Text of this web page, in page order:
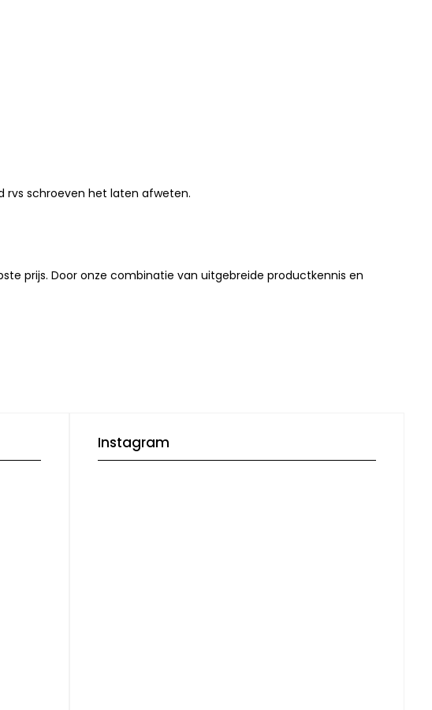
rvs schroeven het laten afweten.
prijs. Door onze combinatie van uitgebreide productkennis en
Instagram